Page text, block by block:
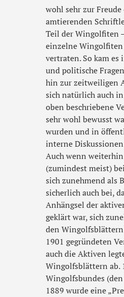
wohl sehr zur
amtierenden
Teil der Wingolfiten
einzelne Wingolfiten
vertraten. So kam
und politische
hin zur zeitweiligen
sich natürlich auch
oben beschriebene
sehr wohl bewusst
wurden und in
interne
Auch wenn
(zumindest meist)
sich zunehmend als
sicherlich auch bei,
Anhängsel der
geklärt war, sich
den
1901 gegründeten
auch die Aktiven
Wingolfsblättern ab.
Wingolfsbundes
1889 wurde eine